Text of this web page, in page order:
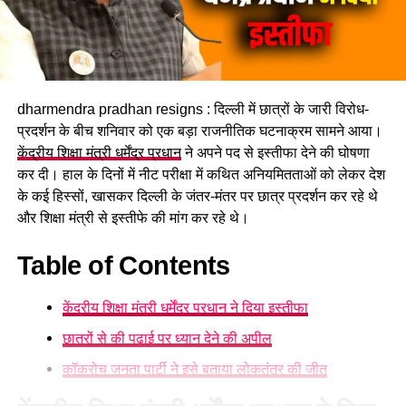
dharmendra pradhan resigns : दिल्ली में छात्रों के जारी विरोध-
प्रदर्शन के बीच शनिवार को एक बड़ा राजनीतिक घटनाक्रम सामने आया।
केंद्रीय शिक्षा मंत्री धर्मेंद्र प्रधानने अपने पद से इस्तीफा देने की घोषणा
कर दी। हाल के दिनों में नीट परीक्षा में कथित अनियमितताओं को लेकर देश
के कई हिस्सों, खासकर दिल्ली के जंतर-मंतर पर छात्र प्रदर्शन कर रहे थे
और शिक्षा मंत्री से इस्तीफे की मांग कर रहे थे।
Table of Contents
केंद्रीय शिक्षा मंत्री धर्मेंद्र प्रधान ने दिया इस्तीफा
छात्रों से की पढ़ाई पर ध्यान देने की अपील
कॉकरोच जनता पार्टी ने इसे बताया लोकतंत्र की जीत